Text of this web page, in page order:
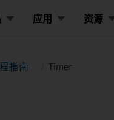
应用 资源
指南 Timer